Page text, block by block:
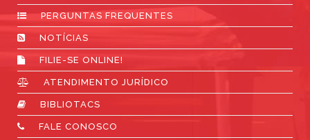
PERGUNTAS FREQUENTES
NOTÍCIAS
FILIE-SE ONLINE!
ATENDIMENTO JURÍDICO
BIBLIOTACS
FALE CONOSCO